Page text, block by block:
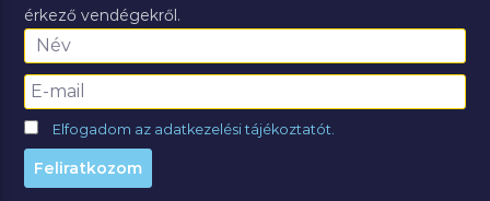
érkező vendégekről.
Elfogadom az adatkezelési tájékoztatót.